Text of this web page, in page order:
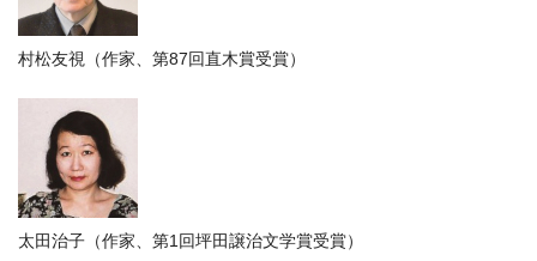
村松友視（作家、第87回直木賞受賞）
太田治子（作家、第1回坪田譲治文学賞受賞）